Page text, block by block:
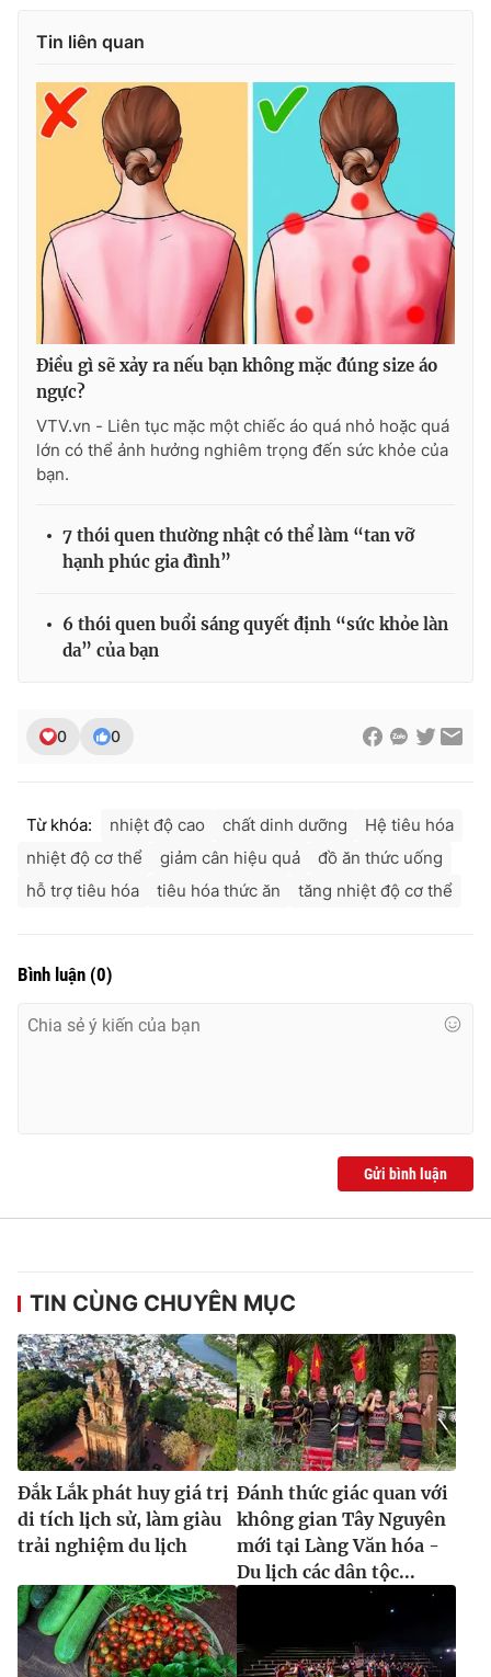
Tin liên quan
Điều gì sẽ xảy ra nếu bạn không mặc đúng size áo
ngực?
VTV.vn - Liên tục mặc một chiếc áo quá nhỏ hoặc quá
lớn có thể ảnh hưởng nghiêm trọng đến sức khỏe của
bạn.
7 thói quen thường nhật có thể làm “tan vỡ
hạnh phúc gia đình”
6 thói quen buổi sáng quyết định “sức khỏe làn
da” của bạn
0 0
Từ khóa: nhiệt độ cao chất dinh dưỡng
Hệ tiêu hóa
nhiệt độ cơ thể
giảm cân hiệu quả
đồ ăn thức uống
hỗ trợ tiêu hóa
tiêu hóa thức ăn tăng nhiệt độ cơ thể
Bình luận (0)
Gửi bình luận
TIN CÙNG CHUYÊN MỤC
Đắk Lắk phát huy giá trị
di tích lịch sử, làm giàu
trải nghiệm du lịch
Đánh thức giác quan với
không gian Tây Nguyên
mới tại Làng Văn hóa -
Du lịch các dân tộc...